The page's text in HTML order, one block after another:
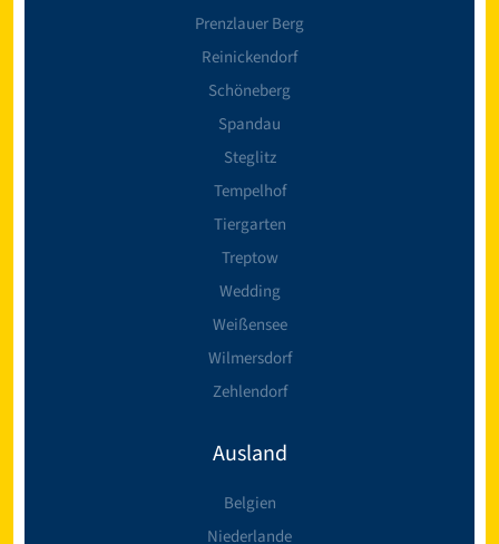
Prenzlauer Berg
Reinickendorf
Schöneberg
Spandau
Steglitz
Tempelhof
Tiergarten
Treptow
Wedding
Weißensee
Wilmersdorf
Zehlendorf
Ausland
Belgien
Niederlande